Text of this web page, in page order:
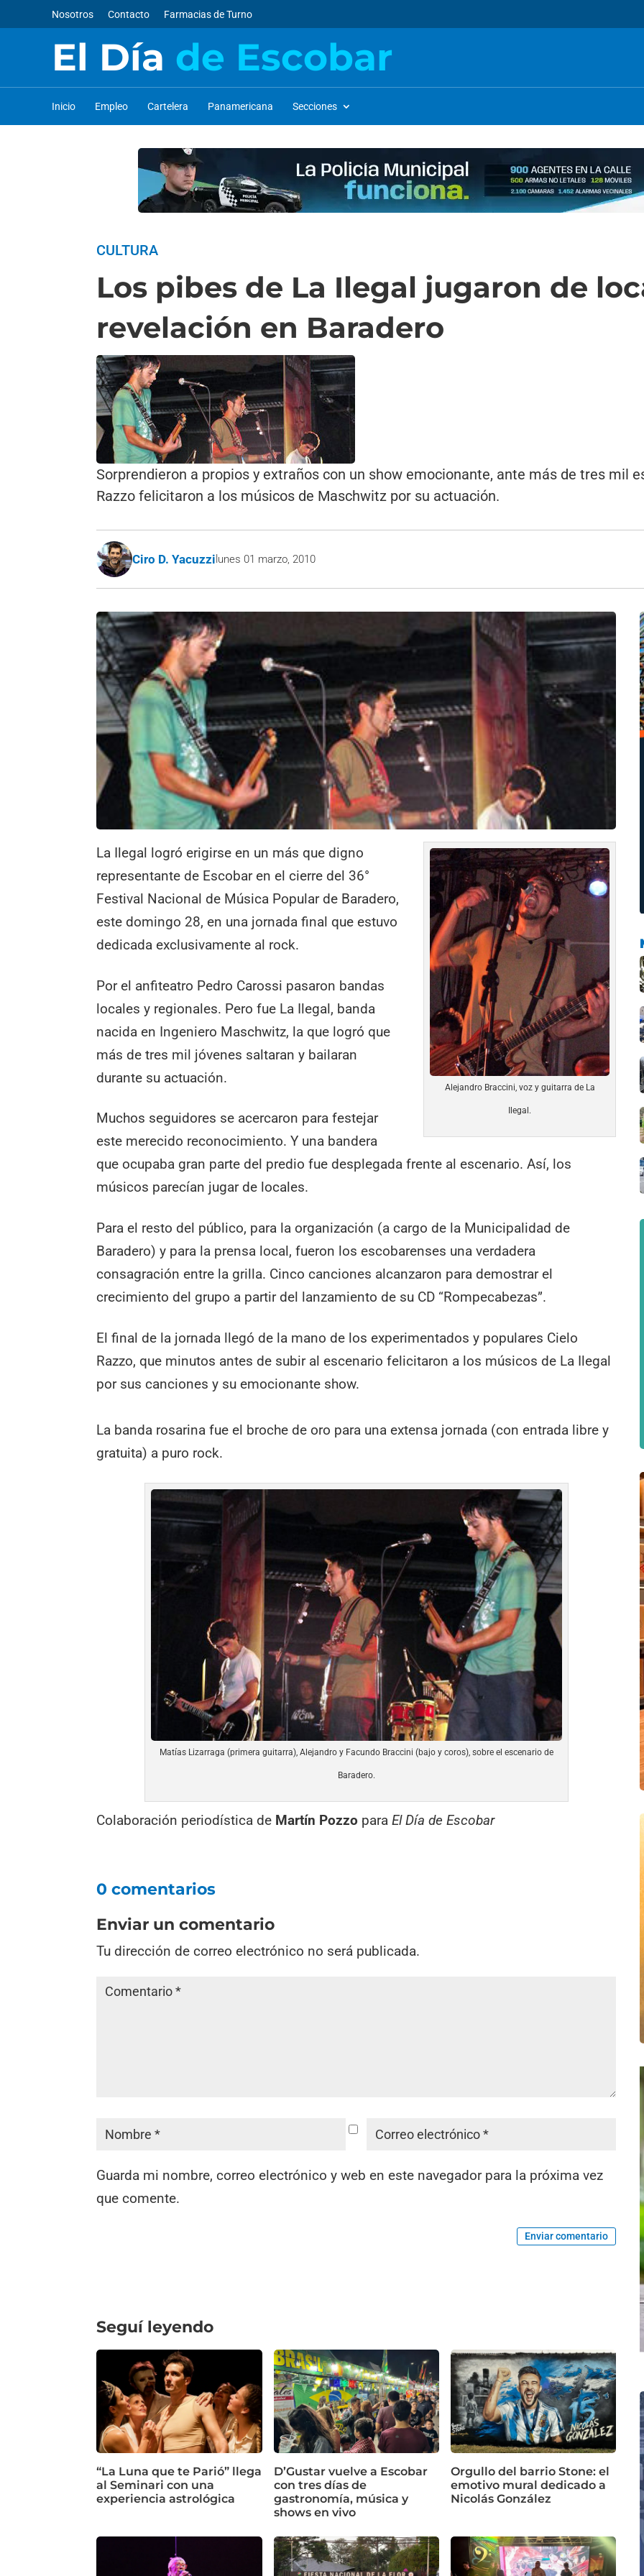
Nosotros Contacto Farmacias de Turno
El Día de Escobar
Inicio Empleo Cartelera Panamericana Secciones
CULTURA
Los pibes de La Ilegal jugaron de
revelación en Baradero
Sorprendieron a propios y extraños con un show emocionante, ante más de tres mil
Razzo felicitaron a los músicos de Maschwitz por su actuación.
Ciro D. Yacuzzi lunes 01 marzo, 2010
Alejandro Braccini, voz y guitarra de La
Ilegal.
La Ilegal logró erigirse en un más que digno
representante de Escobar en el cierre del 36°
Festival Nacional de Música Popular de Baradero,
este domingo 28, en una jornada final que estuvo
dedicada exclusivamente al rock.
Por el anfiteatro Pedro Carossi pasaron bandas
locales y regionales. Pero fue La Ilegal, banda
nacida en Ingeniero Maschwitz, la que logró que
más de tres mil jóvenes saltaran y bailaran
durante su actuación.
Muchos seguidores se acercaron para festejar
este merecido reconocimiento. Y una bandera
que ocupaba gran parte del predio fue desplegada frente al escenario. Así, los
músicos parecían jugar de locales.
Para el resto del público, para la organización (a cargo de la Municipalidad de
Baradero) y para la prensa local, fueron los escobarenses una verdadera
consagración entre la grilla. Cinco canciones alcanzaron para demostrar el
crecimiento del grupo a partir del lanzamiento de su CD “Rompecabezas”.
El final de la jornada llegó de la mano de los experimentados y populares Cielo
Razzo, que minutos antes de subir al escenario felicitaron a los músicos de La Ilegal
por sus canciones y su emocionante show.
La banda rosarina fue el broche de oro para una extensa jornada (con entrada libre y
gratuita) a puro rock.
Matías Lizarraga (primera guitarra), Alejandro y Facundo Braccini (bajo y coros), sobre el escenario de
Baradero.
Colaboración periodística de Martín Pozzo paraEl Día de Escobar
0 comentarios
Enviar un comentario
Tu dirección de correo electrónico no será publicada.
Guarda mi nombre, correo electrónico y web en este navegador para la próxima vez
que comente.
Enviar comentario
Seguí leyendo
“La Luna que te Parió” llega
al Seminari con una
experiencia astrológica
D’Gustar vuelve a Escobar
con tres días de
gastronomía, música y
shows en vivo
Orgullo del barrio Stone: el
emotivo mural dedicado a
Nicolás González